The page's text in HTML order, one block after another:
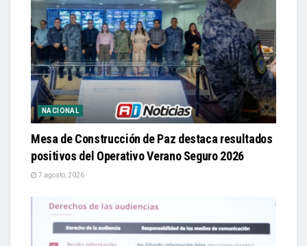
NACIONAL
Mesa de Construcción de Paz destaca resultados
positivos del Operativo Verano Seguro 2026
7 agosto, 2026